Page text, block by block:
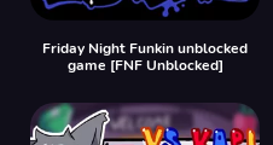
Friday Night Funkin unblocked
game [FNF Unblocked]